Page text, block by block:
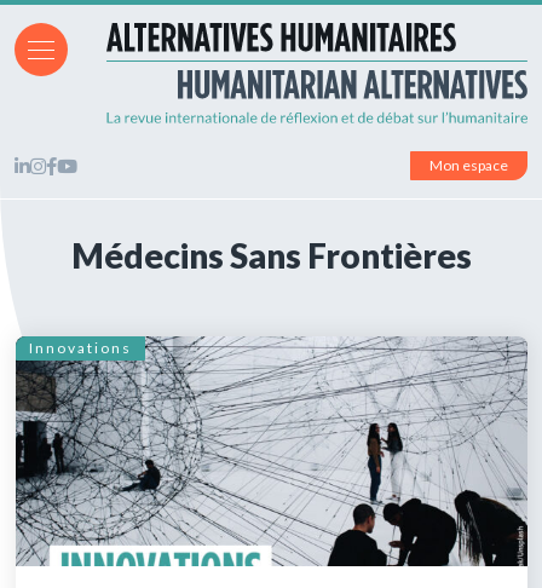
Mon espace
Médecins Sans Frontières
Innovations